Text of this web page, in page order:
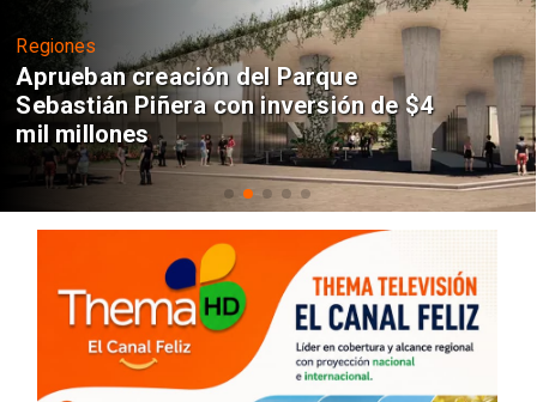
Regiones
Aprueban creación del Parque
Sebastián Piñera con inversión de $4
mil millones